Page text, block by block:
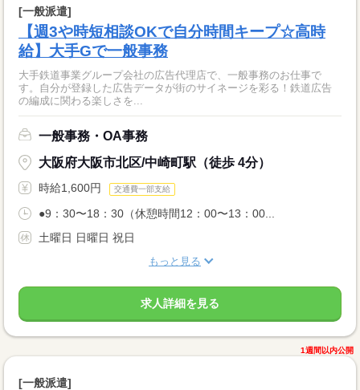
[一般派遣]
【週3や時短相談OKで自分時間キープ☆高時
給】大手Gで一般事務
大手鉄道事業グループ会社の広告代理店で、一般事務のお仕事で
す。自分が登録した広告データが街のサイネージを彩る！鉄道広告
の編成に関わる楽しさを...
一般事務・OA事務
大阪府大阪市北区/中崎町駅（徒歩 4分）
時給1,600円 交通費一部支給
●9：30〜18：30（休憩時間12：00〜13：00...
土曜日 日曜日 祝日
もっと見る
求人詳細を見る
1週間以内公開
[一般派遣]